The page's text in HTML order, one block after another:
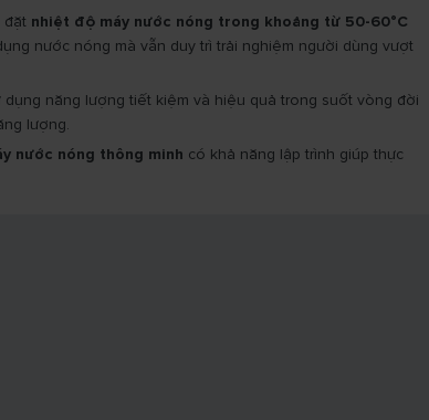
đặt nhiệt độ máy nước nóng trong khoảng từ 50-60°C
nước nóng mà vẫn duy trì trải nghiệm người dùng vượt
dụng năng lượng tiết kiệm và hiệu quả trong suốt vòng đời
lượng.
nước nóng thông minh có khả năng lập trình giúp thực